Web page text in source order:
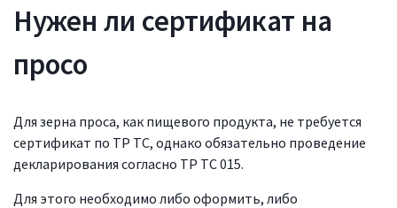
Нужен ли сертификат на
просо
Для зерна проса, как пищевого продукта, не требуется
сертификат по ТР ТС, однако обязательно проведение
декларирования согласно ТР ТС 015.
Для этого необходимо либо оформить, либо